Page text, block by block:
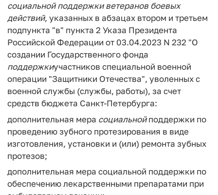
социальной поддержки ветеранов боевых
действий, указанных в абзацах втором и третьем
подпункта "в" пункта 2 Указа Президента
Российской Федерации от 03.04.2023 N 232 "О
создании Государственного фонда
поддержкиучастников специальной военной
операции "Защитники Отечества", уволенных с
военной службы (службы, работы), за счет
средств бюджета Санкт-Петербурга:
дополнительная мера социальнойподдержки по
проведению зубного протезирования в виде
изготовления, установки и (или) ремонта зубных
протезов;
дополнительная мера социальной поддержки по
обеспечению лекарственными препаратами при